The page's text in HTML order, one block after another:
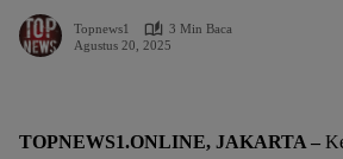
Topnews1
3 Min Baca
Agustus 20, 2025
TOPNEWS1.ONLINE, JAKARTA –